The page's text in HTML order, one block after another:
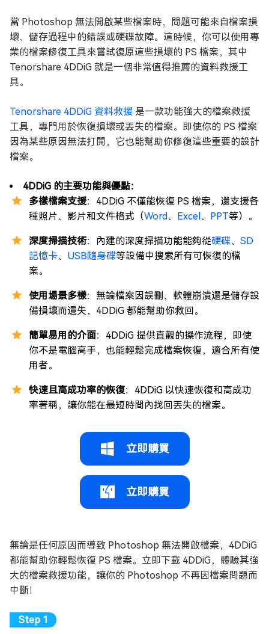
當 Photoshop 無法開啟某些檔案時，問題可能來自檔案損
壞、儲存過程中的錯誤或硬碟故障。這時候，你可以使用專
業的檔案修復工具來嘗試復原這些損壞的 PS 檔案，其中
Tenorshare 4DDiG 就是一個非常值得推薦的資料救援工
具。
Tenorshare 4DDiG 資料救援 是一款功能強大的檔案救援
工具，專門用於恢復損壞或丟失的檔案。即使你的 PS 檔案
因為某些原因無法打開，它也能幫助你修復這些重要的設計
檔案。
4DDiG 的主要功能與優點：
多樣檔案支援：4DDiG 不僅能恢復 PS 檔案，還支援各
種照片、影片和文件格式（Word、 Excel 、 PPT等）。
深度掃描技術：內建的深度掃描功能能夠從硬碟、 SD
記憶卡、 USB隨身碟等設備中搜索所有可恢復的檔
案。
使用場景多樣：無論檔案因誤刪、軟體崩潰還是儲存設
備損壞而遺失，4DDiG 都能幫助你救回。
簡單易用的介面：4DDiG 提供直觀的操作流程，即使
你不是電腦高手，也能輕鬆完成檔案恢復，適合所有使
用者。
快速且高成功率的恢復：4DDiG 以快速恢復和高成功
率著稱，讓你能在最短時間內找回丟失的檔案。
立即購買
立即購買
無論是任何原因而導致 Photoshop 無法開啟檔案，4DDiG
都能幫助你輕鬆恢復 PS 檔案。立即下載 4DDiG，體驗其強
大的檔案救援功能，讓你的 Photoshop 不再因檔案問題而
中斷！